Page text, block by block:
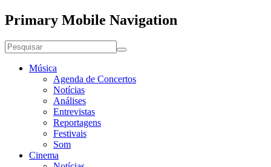
Primary Mobile Navigation
Música
Agenda de Concertos
Notícias
Análises
Entrevistas
Reportagens
Festivais
Som
Cinema